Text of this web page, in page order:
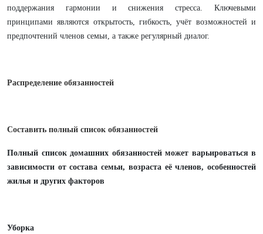
поддержания гармонии и снижения стресса. Ключевыми
принципами являются открытость, гибкость, учёт возможностей и
предпочтений членов семьи, а также регулярный диалог.
Распределение обязанностей
Составить полный список обязанностей
Полный список домашних обязанностей может варьироваться в
зависимости от состава семьи, возраста её членов, особенностей
жилья и других факторов
Уборка